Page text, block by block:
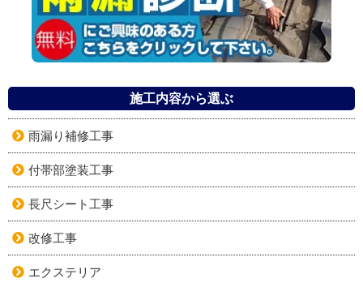
施工内容から選ぶ
雨漏り補修工事
付帯部塗装工事
長尺シート工事
改修工事
エクステリア